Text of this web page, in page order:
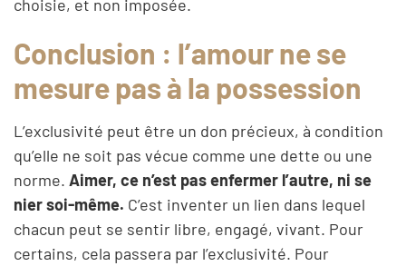
choisie, et non imposée.
Conclusion : l’amour ne se
mesure pas à la possession
L’exclusivité peut être un don précieux, à condition
qu’elle ne soit pas vécue comme une dette ou une
norme. Aimer, ce n’est pas enfermer l’autre, ni se
nier soi-même. C’est inventer un lien dans lequel
chacun peut se sentir libre, engagé, vivant. Pour
certains, cela passera par l’exclusivité. Pour